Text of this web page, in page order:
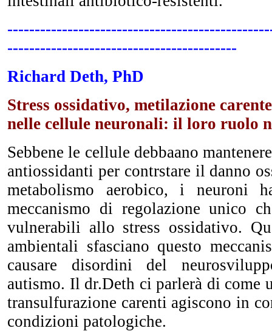
------------------------------------------
Richard Deth, PhD
Stress ossidativo, metilazione
nelle cellule neuronali: il loro ruolo
Sebbene le cellule debbaano
antiossidanti per contrstare il danno
metabolismo aerobico, i neuroni
meccanismo di regolazione unico
vulnerabili allo stress ossidativo.
ambientali sfasciano questo
causare disordini del
autismo. Il dr.Deth ci parlerà di come
transulfurazione carenti agiscono in
condizioni patologiche.